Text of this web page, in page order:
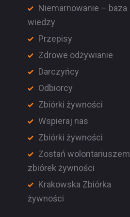
Niemarnowanie – baza
wiedzy
Przepisy
Zdrowe odżywianie
Darczyńcy
Odbiorcy
Zbiórki żywności
Wspieraj nas
Zbiórki żywności
Zostań wolontariuszem
zbiórek żywności
Krakowska Zbiórka
żywności